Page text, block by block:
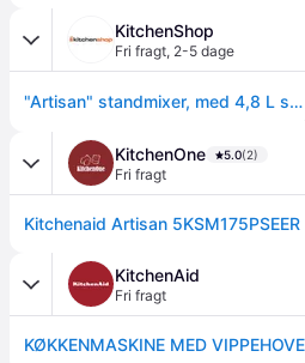
KitchenShop
Fri fragt, 2-5 dage
"Artisan" standmixer, med 4,8 L skål, model 175, "Empire Red" - Kitche
KitchenOne 5.0(2)
Fri fragt
KitchenAid
Fri fragt